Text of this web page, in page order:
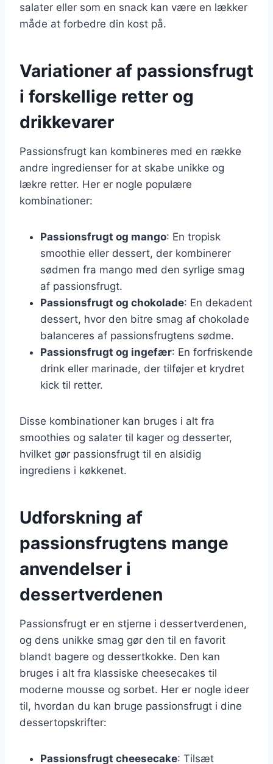
salater eller som en snack kan være en lækker
måde at forbedre din kost på.
Variationer af passionsfrugt
i forskellige retter og
drikkevarer
Passionsfrugt kan kombineres med en række
andre ingredienser for at skabe unikke og
lækre retter. Her er nogle populære
kombinationer:
Passionsfrugt og mango: En tropisk
smoothie eller dessert, der kombinerer
sødmen fra mango med den syrlige smag
af passionsfrugt.
Passionsfrugt og chokolade: En dekadent
dessert, hvor den bitre smag af chokolade
balanceres af passionsfrugtens sødme.
Passionsfrugt og ingefær: En forfriskende
drink eller marinade, der tilføjer et krydret
kick til retter.
Disse kombinationer kan bruges i alt fra
smoothies og salater til kager og desserter,
hvilket gør passionsfrugt til en alsidig
ingrediens i køkkenet.
Udforskning af
passionsfrugtens mange
anvendelser i
dessertverdenen
Passionsfrugt er en stjerne i dessertverdenen,
og dens unikke smag gør den til en favorit
blandt bagere og dessertkokke. Den kan
bruges i alt fra klassiske cheesecakes til
moderne mousse og sorbet. Her er nogle ideer
til, hvordan du kan bruge passionsfrugt i dine
dessertopskrifter:
Passionsfrugt cheesecake: Tilsæt